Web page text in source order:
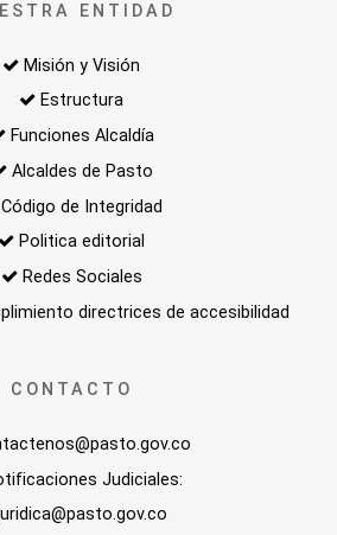
ENTIDAD
Misión y Visión
Estructura
Funciones Alcaldía
Alcaldes de Pasto
Código de Integridad
Politica editorial
Redes Sociales
directrices de accesibilidad
CONTACTO
Judiciales: